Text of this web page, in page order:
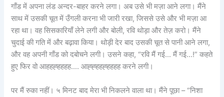
गाँड में अपना लंड अन्दर-बाहर करने लगा। अब उसे भी मज़ा आने लगा। मैंने
साथ में उसकी चूत में उँगली करना भी जारी रखा, जिससे उसे और भी मज़ा आ
रहा था। वह सिसकारियाँ लेने लगी और बोली, रवि थोड़ा और तेज़ करो। मैंने
चुदाई की गति में और बढ़ावा किया। थोड़ी देर बाद उसकी चूत से पानी आने लगा,
और वह अपनी गाँड को दबोचने लगी। उसने कहा, “रवि मैं गई… मैं गई…!” कहते
हुए फिर वो आहहह्हहहह…. आह्ह्हहह्हहहह करने लगी।
पर मैं रुका नहीं। ५ मिनट बाद मेरा भी निकलने वाला था। मैंने पूछा – “निशा